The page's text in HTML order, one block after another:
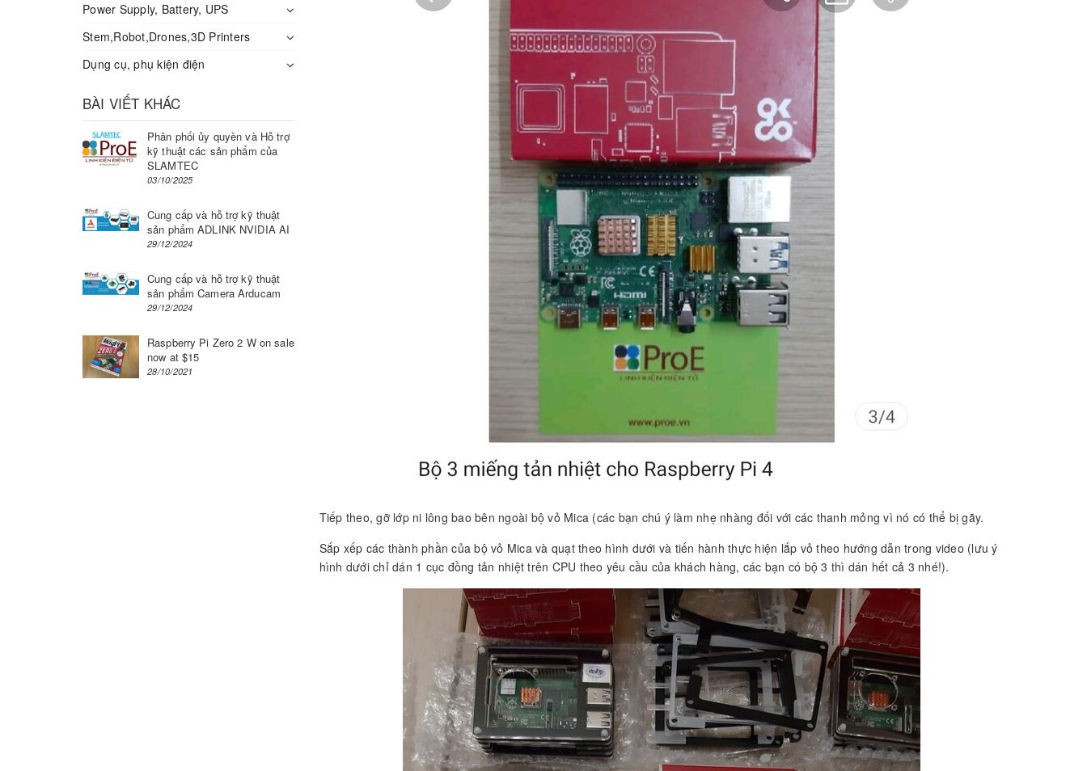
Tiếp theo, gỡ lớp ni lông bao bên ngoài bộ vỏ Mica (các bạn chú ý làm nhẹ nhàng đối với các thanh mỏng vì nó có thể bị gãy.
Sắp xếp các thành phần của bộ vỏ Mica và quạt theo hình dưới và tiến hành thực hiện lắp vỏ theo hướng dẫn trong video (lưu ý
hình dưới chỉ dán 1 cục đồng tản nhiệt trên CPU theo yêu cầu của khách hàng, các bạn có bộ 3 thì dán hết cả 3 nhé!).
Power Supply, Battery, UPS
Stem,Robot,Drones,3D Printers
Dụng cụ, phụ kiện điện
BÀI VIẾT KHÁC
Phân phối ủy quyền và Hỗ trợ
kỹ thuật các sản phẩm của
SLAMTEC
03/10/2025
Cung cấp và hỗ trợ kỹ thuật
sản phẩm ADLINK NVIDIA AI
29/12/2024
Cung cấp và hỗ trợ kỹ thuật
sản phẩm Camera Arducam
29/12/2024
Raspberry Pi Zero 2 W on sale
now at $15
28/10/2021